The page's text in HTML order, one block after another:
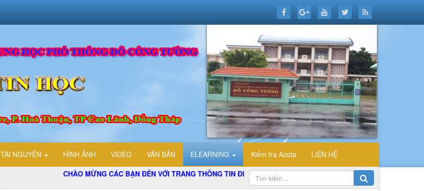
TÀI NGUYÊN HÌNH ẢNH VIDEO VĂN BẢN ELEARNING Kiểm tra Azota
LIÊN HỆ
CHÀO MỪNG CÁC BẠN ĐẾN VỚI TRANG THÔNG TIN ĐIỆN TỬ TỔ TIN HỌC TRƯỜNG THPT ĐỖ CÔNG TƯỜNG